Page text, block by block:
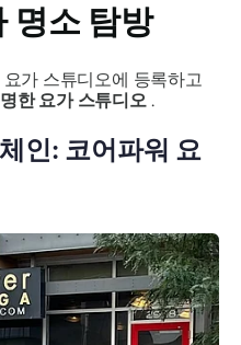
명소 탐방
가 스튜디오에 등록하고
한 요가 스튜디오.
인: 코어파워 요